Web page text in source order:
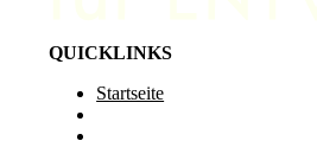
QUICKLINKS
Startseite